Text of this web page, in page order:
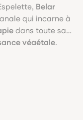
Belar
qui incarne à
dans toute sa
végétale.